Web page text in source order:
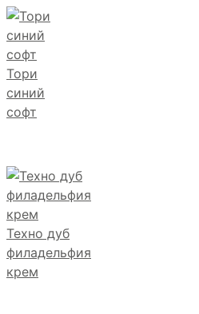
Тори
синий
софт
Техно дуб
филадельфия
крем